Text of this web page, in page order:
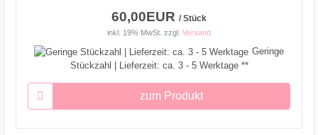
60,00EUR / Stück
inkl. 19% MwSt. zzgl. Versand
Geringe
Stückzahl | Lieferzeit: ca. 3 - 5 Werktage **
zum Produkt